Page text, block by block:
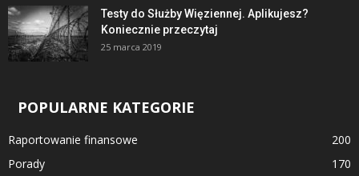
Testy do Służby Więziennej. Aplikujesz?
Koniecznie przeczytaj
25 marca 2019
POPULARNE KATEGORIE
Raportowanie finansowe
200
Porady
170